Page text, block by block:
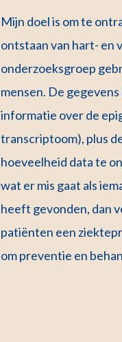
Mijn doel is om te
ontstaan van hart- en
onderzoeksgroep
mensen. De
informatie over de
transcriptoom), plus
hoeveelheid data te
wat er mis gaat als
heeft gevonden, dan
patiënten een
om preventie en